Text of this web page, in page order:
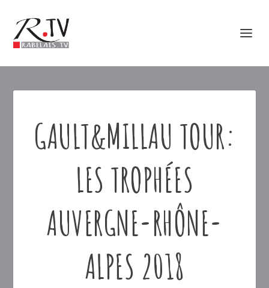
GAULT&MILLAU TOUR:
LES TROPHÉES
AUVERGNE-RHÔNE-
ALPES 2018